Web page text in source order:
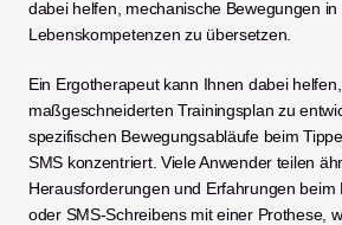
dabei helfen, mechanische Bewegungen in
Lebenskompetenzen zu übersetzen.
Ein Ergotherapeut kann Ihnen dabei
maßgeschneiderten Trainingsplan zu
spezifischen Bewegungsabläufe beim
SMS konzentriert. Viele Anwender teilen
Herausforderungen und Erfahrungen beim
oder SMS-Schreibens mit einer Prothese,